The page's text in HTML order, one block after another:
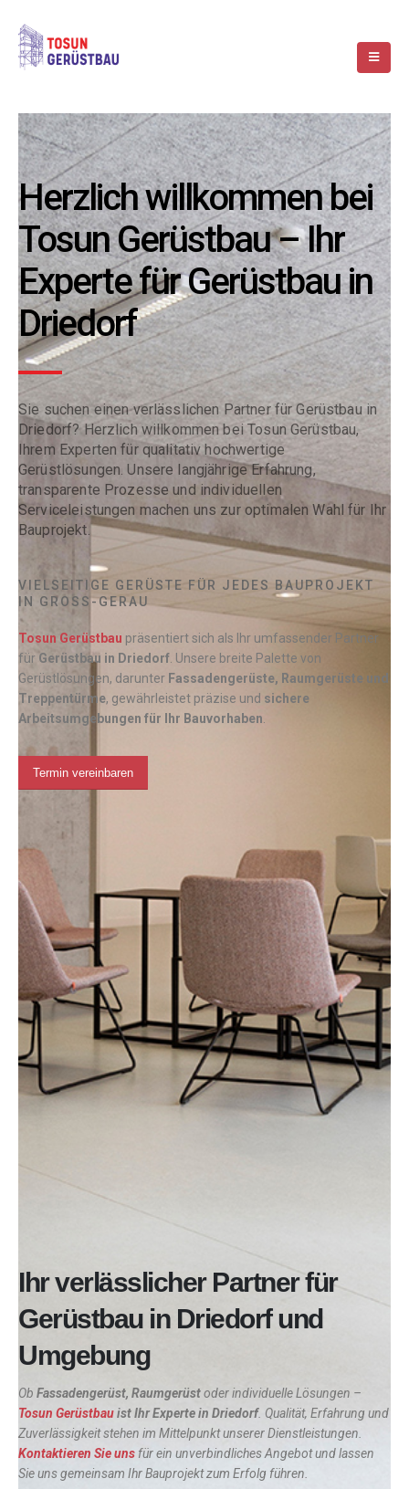
Herzlich willkommen bei
Tosun Gerüstbau – Ihr
Experte für Gerüstbau in
Driedorf
Sie suchen einen verlässlichen Partner für Gerüstbau in
Driedorf? Herzlich willkommen bei Tosun Gerüstbau,
Ihrem Experten für qualitativ hochwertige
Gerüstlösungen. Unsere langjährige Erfahrung,
transparente Prozesse und individuellen
Serviceleistungen machen uns zur optimalen Wahl für Ihr
Bauprojekt.
VIELSEITIGE GERÜSTE FÜR JEDES BAUPROJEKT
IN GROSS-GERAU
Tosun Gerüstbau präsentiert sich als Ihr umfassender Partner
für Gerüstbau in Driedorf . Unsere breite Palette von
Gerüstlösungen, darunter Fassadengerüste, Raumgerüste und
Treppentürme, gewährleistet präzise und sichere
Arbeitsumgebungen für Ihr Bauvorhaben
Termin vereinbaren
Ihr verlässlicher Partner für
Gerüstbau in Driedorf und
Umgebung
Ob Fassadengerüst, Raumgerüstoder individuelle Lösungen –
Tosun Gerüstbauist Ihr Experte in Driedorf. Qualität, Erfahrung und
Zuverlässigkeit stehen im Mittelpunkt unserer Dienstleistungen.
Kontaktieren Sie uns für ein unverbindliches Angebot und lassen
Sie uns gemeinsam Ihr Bauprojekt zum Erfolg führen.